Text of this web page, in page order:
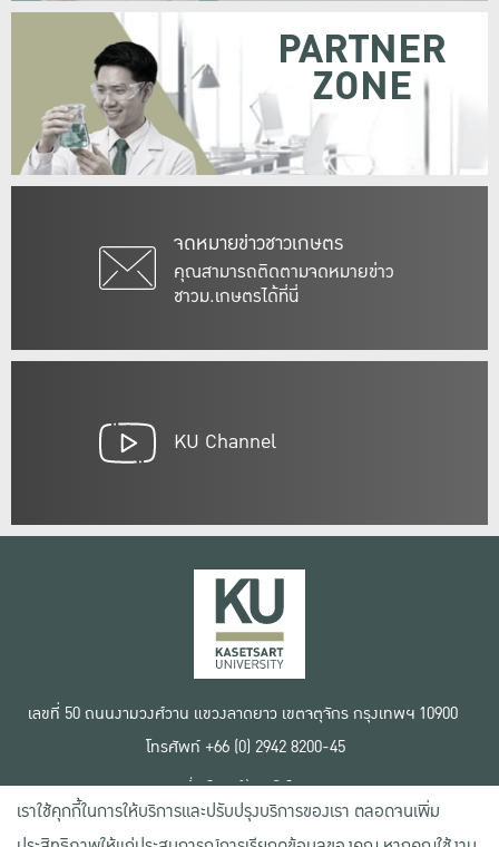
จดหมายข่าวชาวเกษตร
คุณสามารถติดตามจดหมายข่าว
ชาวม.เกษตรได้ที่นี่
PARTNER
ZONE
KU Channel
เลขที่ 50 ถนนงามวงศ์วาน แขวงลาดยาว เขตจตุจักร กรุงเทพฯ 10900
โทรศัพท์ +66 (0) 2942 8200-45
เงื่อนไขการใช้งานเว็บไซต์
ข้อตกลงด้านสิทธิ์ใช้งาน
นโยบายความเป็นส่วนตัว
เราใช้คุกกี้ในการให้บริการและปรับปรุงบริการของเรา ตลอดจนเพิ่ม